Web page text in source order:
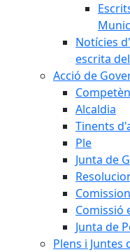
Notícies
escrita
Acció de
Alcaldia
Tinents
Ple
Junta de
Comissió
Junta de
Plens i Juntes